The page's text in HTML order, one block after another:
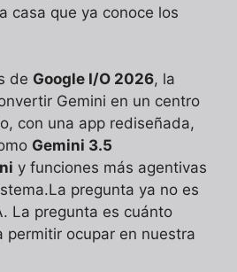
casa que ya conoce los
de Google I/O 2026, la
Gemini en un centro
con una app rediseñada,
Gemini 3.5
y funciones más agentivas
pregunta ya no es
La pregunta es cuánto
permitir ocupar en nuestra